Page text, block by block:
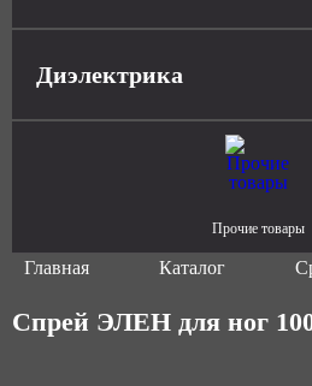
Диэлектрика
Прочие товары
Главная Каталог
Спрей ЭЛЕН для ног